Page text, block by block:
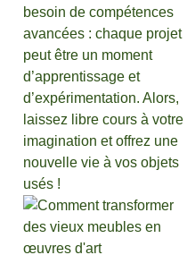
besoin de compétences
avancées : chaque projet
peut être un moment
d’apprentissage et
d’expérimentation. Alors,
laissez libre cours à votre
imagination et offrez une
nouvelle vie à vos objets
usés !